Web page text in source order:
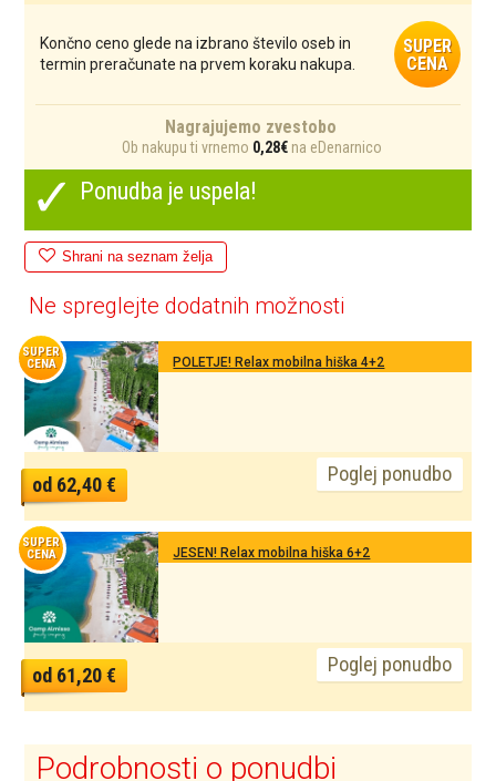
Končno ceno glede na izbrano število oseb in
termin preračunate na prvem koraku nakupa.
SUPER
CENA
Nagrajujemo zvestobo
Ob nakupu ti vrnemo 0,28€na eDenarnico
✓ Ponudba je uspela!
Shrani na seznam želja
Ne spreglejte dodatnih možnosti
SUPER
CENA
POLETJE! Relax mobilna hiška 4+2
Poglej ponudbo
od 62,40 €
SUPER
CENA
JESEN! Relax mobilna hiška 6+2
Poglej ponudbo
od 61,20 €
Podrobnosti o ponudbi